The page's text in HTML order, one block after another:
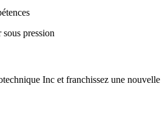
pression
Inc et franchissez une nouvelle